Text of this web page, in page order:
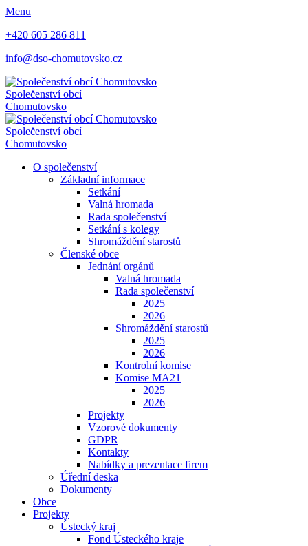
Menu
+420 605 286 811
info@dso-chomutovsko.cz
Společenství obcí
Chomutovsko
Společenství obcí
Chomutovsko
O společenství
Základní informace
Setkání
Valná hromada
Rada společenství
Setkání s kolegy
Shromáždění starostů
Členské obce
Jednání orgánů
Valná hromada
Rada společenství
2025
2026
Shromáždění starostů
2025
2026
Kontrolní komise
Komise MA21
2025
2026
Projekty
Vzorové dokumenty
GDPR
Kontakty
Nabídky a prezentace firem
Úřední deska
Dokumenty
Obce
Projekty
Ústecký kraj
Fond Ústeckého kraje